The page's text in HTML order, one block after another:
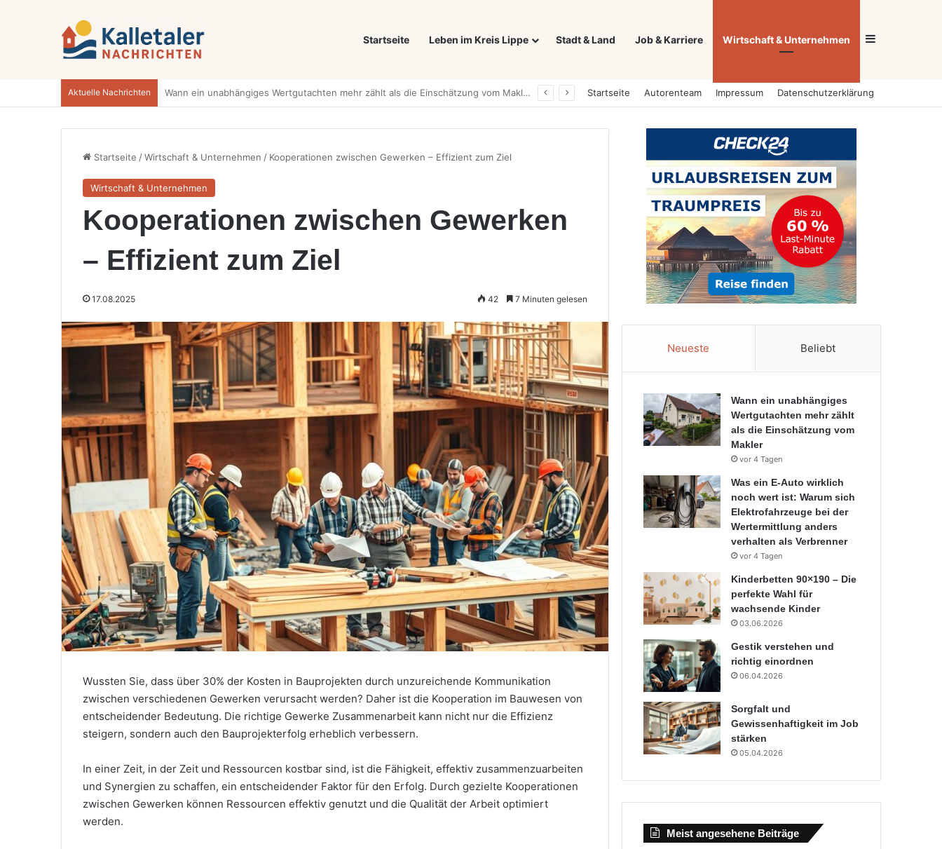
Startseite Leben im Kreis Lippe Stadt & Land Job & Karriere Wirtschaft & Unternehmen Sidebar
Aktuelle Nachrichten Was ein E-Auto wirklich noch wert ist: Warum sich Elektrofahrzeuge bei der Wertermittlung anders verhalten als Verbrenner Startseite Autorenteam Impressum Datenschutzerklärung
Startseite /Wirtschaft & Unternehmen / Kooperationen zwischen Gewerken – Effizient zum Ziel
Wirtschaft & Unternehmen
Kooperationen zwischen Gewerken
– Effizient zum Ziel
17.08.2025 42 7 Minuten gelesen
Wussten Sie, dass über 30% der Kosten in Bauprojekten durch unzureichende Kommunikation
zwischen verschiedenen Gewerken verursacht werden? Daher ist die Kooperation im Bauwesen von
entscheidender Bedeutung. Die richtige Gewerke Zusammenarbeit kann nicht nur die Effizienz
steigern, sondern auch den Bauprojekterfolg erheblich verbessern.
In einer Zeit, in der Zeit und Ressourcen kostbar sind, ist die Fähigkeit, effektiv zusammenzuarbeiten
und Synergien zu schaffen, ein entscheidender Faktor für den Erfolg. Durch gezielte Kooperationen
zwischen Gewerken können Ressourcen effektiv genutzt und die Qualität der Arbeit optimiert
werden.
Neueste Beliebt
Wann ein unabhängiges
Wertgutachten mehr zählt
als die Einschätzung vom
Makler
vor 4 Tagen
Was ein E-Auto wirklich
noch wert ist: Warum sich
Elektrofahrzeuge bei der
Wertermittlung anders
verhalten als Verbrenner
vor 4 Tagen
Kinderbetten 90×190 – Die
perfekte Wahl für
wachsende Kinder
03.06.2026
Gestik verstehen und
richtig einordnen
06.04.2026
Sorgfalt und
Gewissenhaftigkeit im Job
stärken
05.04.2026
Meist angesehene Beiträge